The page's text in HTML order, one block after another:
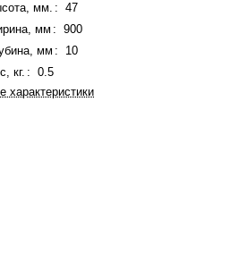
мм. :
47
мм :
900
мм :
10
кг. :
0.5
характеристики